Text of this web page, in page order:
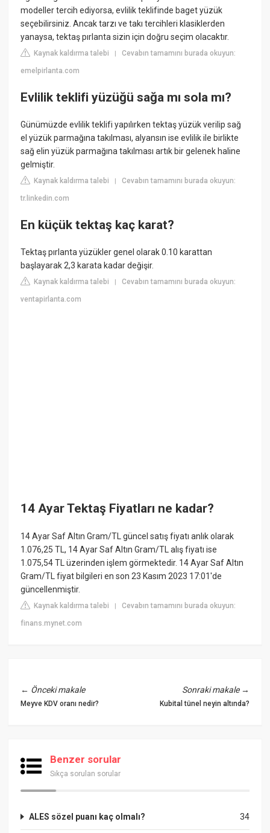
modeller tercih ediyorsa, evlilik teklifinde baget yüzük
seçebilirsiniz. Ancak tarzı ve takı tercihleri klasiklerden
yanaysa, tektaş pırlanta sizin için doğru seçim olacaktır.
Kaynak kaldırma talebi |Cevabın tamamını burada okuyun:
emelpirlanta.com
Evlilik teklifi yüzüğü sağa mı sola mı?
Günümüzde evlilik teklifi yapılırken tektaş yüzük verilip sağ
el yüzük parmağına takılması, alyansın ise evlilik ile birlikte
sağ elin yüzük parmağına takılması artık bir gelenek haline
gelmiştir.
Kaynak kaldırma talebi |Cevabın tamamını burada okuyun:
tr.linkedin.com
En küçük tektaş kaç karat?
Tektaş pırlanta yüzükler genel olarak 0.10 karattan
başlayarak 2,3 karata kadar değişir.
Kaynak kaldırma talebi |Cevabın tamamını burada okuyun:
ventapirlanta.com
14 Ayar Tektaş Fiyatları ne kadar?
14 Ayar Saf Altın Gram/TL güncel satış fiyatı anlık olarak
1.076,25 TL, 14 Ayar Saf Altın Gram/TL alış fiyatı ise
1.075,54 TL üzerinden işlem görmektedir. 14 Ayar Saf Altın
Gram/TL fiyat bilgileri en son 23 Kasım 2023 17:01'de
güncellenmiştir.
Kaynak kaldırma talebi |Cevabın tamamını burada okuyun:
finans.mynet.com
← Önceki makale
Meyve KDV oranı nedir?
Sonraki makale→
Kubital tünel neyin altında?
Benzer sorular
Sıkça sorulan sorular
34
ALES sözel puanı kaç olmalı?